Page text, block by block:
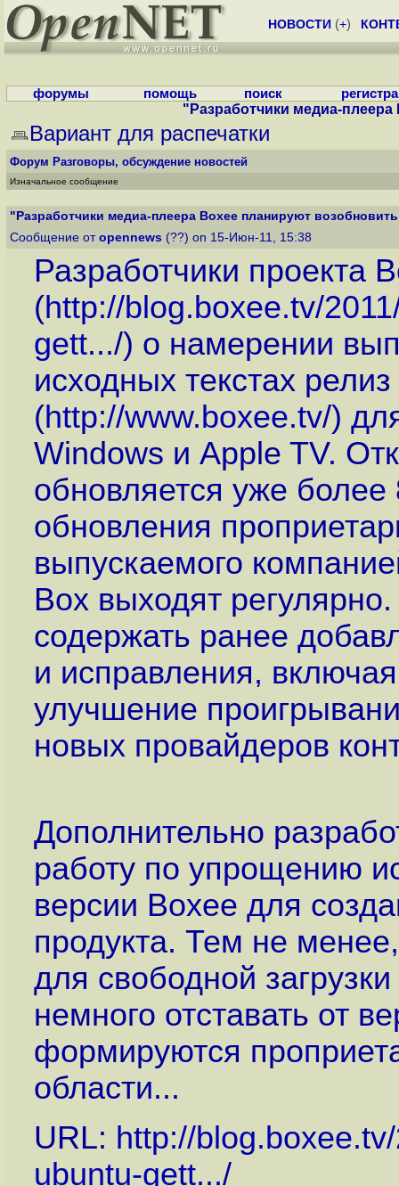
НОВОСТИ (+)
форумы помощь поиск
"Разработчики медиа-
Вариант для распечатки
Форум Разговоры, обсуждение новостей
Изначальное сообщение
"Разработчики медиа-плеера Boxee планируют
Сообщение от opennews (??) on 15-Июн-11, 15:38
Разработчики проекта
(http://blog.boxee.tv/
gett.../) о намерении
исходных текстах
(http://www.boxee.tv/)
Windows и Apple TV.
обновляется уже
обновления
выпускаемого
Box выходят
содержать ранее
и исправления,
улучшение
новых провайдеров
Дополнительно
работу по упрощению
версии Boxee для
продукта. Тем не
для свободной
немного отставать от
формируются
области...
URL: http://
ubuntu-gett.../